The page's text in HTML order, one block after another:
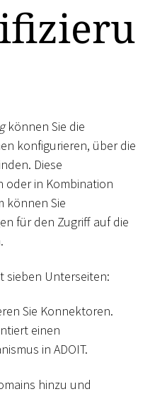
können Sie die
konfigurieren, über die
Diese
oder in Kombination
können Sie
für den Zugriff auf die
sieben Unterseiten:
Sie Konnektoren.
einen
in ADOIT.
hinzu und